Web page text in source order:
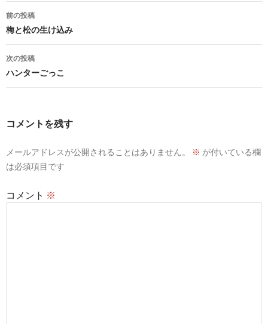
投
稿
ナ
ビ
ゲ
ョ
前の投稿
梅と松の生け込み
次の投稿
ハンターごっこ
コメントを残す
メールアドレスが公開されることはありません。 ※ が付いている欄
は必須項目です
コメント ※